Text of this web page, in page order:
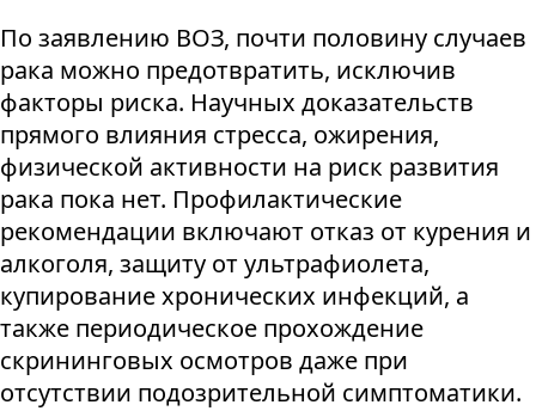
По заявлению ВОЗ, почти половину случаев
рака можно предотвратить, исключив
факторы риска. Научных доказательств
прямого влияния стресса, ожирения,
физической активности на риск развития
рака пока нет. Профилактические
рекомендации включают отказ от курения и
алкоголя, защиту от ультрафиолета,
купирование хронических инфекций, а
также периодическое прохождение
скрининговых осмотров даже при
отсутствии подозрительной симптоматики.